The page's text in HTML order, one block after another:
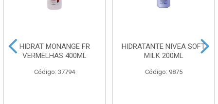
HIDRAT MONANGE FR
VERMELHAS 400ML
Código: 37794
HIDRATANTE NIVEA SOFT
MILK 200ML
Código: 9875